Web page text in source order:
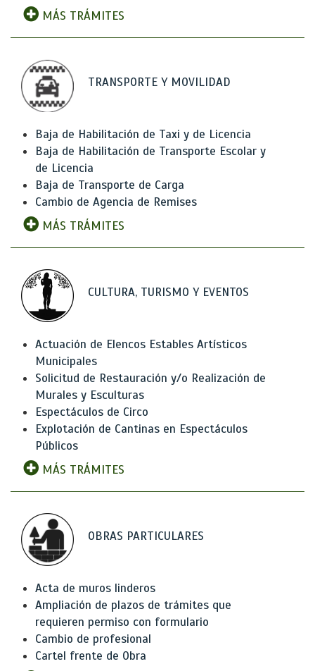
MÁS TRÁMITES
TRANSPORTE Y MOVILIDAD
Baja de Habilitación de Taxi y de Licencia
Baja de Habilitación de Transporte Escolar y
de Licencia
Baja de Transporte de Carga
Cambio de Agencia de Remises
MÁS TRÁMITES
CULTURA, TURISMO Y EVENTOS
Actuación de Elencos Estables Artísticos
Municipales
Solicitud de Restauración y/o Realización de
Murales y Esculturas
Espectáculos de Circo
Explotación de Cantinas en Espectáculos
Públicos
MÁS TRÁMITES
OBRAS PARTICULARES
Acta de muros linderos
Ampliación de plazos de trámites que
requieren permiso con formulario
Cambio de profesional
Cartel frente de Obra